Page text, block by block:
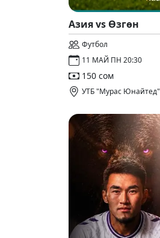
Азия vs Өзгөн
Футбол
11 МАЙ ПН 20:30
150 сом
УТБ "Мурас Юнайтед"